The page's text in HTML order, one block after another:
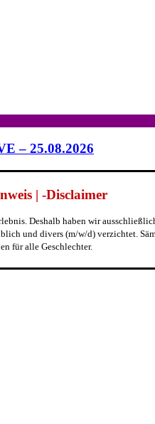
– 25.08.2026
| -Disclaimer
Deshalb haben wir
und divers (m/w/d) verzichtet.
für alle Geschlechter.